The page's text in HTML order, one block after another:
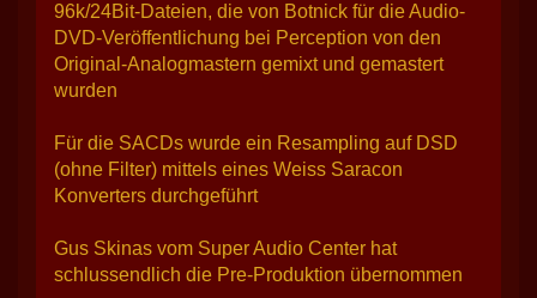
96k/24Bit-Dateien, die von Botnick für die Audio-
DVD-Veröffentlichung bei Perception von den
Original-Analogmastern gemixt und gemastert
wurden
Für die SACDs wurde ein Resampling auf DSD
(ohne Filter) mittels eines Weiss Saracon
Konverters durchgeführt
Gus Skinas vom Super Audio Center hat
schlussendlich die Pre-Produktion übernommen